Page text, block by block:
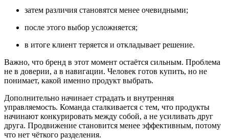
затем различия становятся менее очевидными;
после этого выбор усложняется;
в итоге клиент теряется и откладывает решение.
Важно, что бренд в этот момент остаётся сильным. Проблема
не в доверии, а в навигации. Человек готов купить, но не
понимает, какой именно продукт выбрать.
Дополнительно начинает страдать и внутренняя
управляемость. Команда сталкивается с тем, что продукты
начинают конкурировать между собой, а не усиливать друг
друга. Продвижение становится менее эффективным, потому
что нет чёткого разделения.